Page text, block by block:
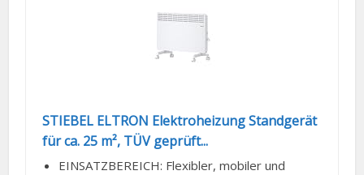
STIEBEL ELTRON Elektroheizung Standgerät
für ca. 25 m², TÜV geprüft...
EINSATZBEREICH: Flexibler, mobiler und